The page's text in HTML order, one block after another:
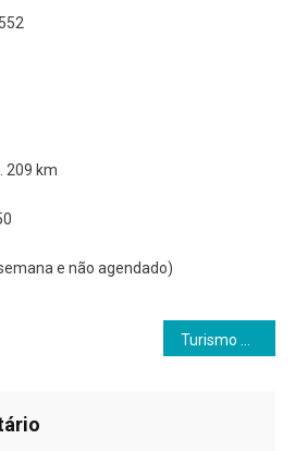
209 km
e não agendado)